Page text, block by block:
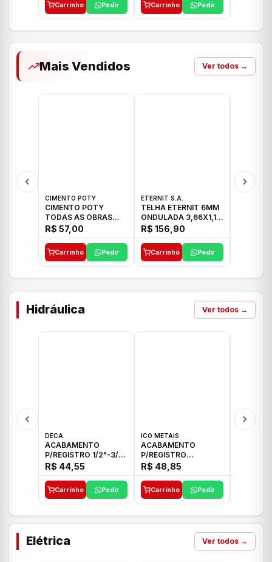
Carrinho Pedir Carrinho Pedir
Mais Vendidos Ver todos →
CIMENTO POTY
CIMENTO POTY
TODAS AS OBRAS
50KG CP-II F/32
R$ 57,00
Carrinho Pedir
ETERNIT S.A.
TELHA ETERNIT 6MM
ONDULADA 3,66X1,10
48,80KG
R$ 156,90
Carrinho Pedir
Hidráulica Ver todos →
DECA
ACABAMENTO
P/REGISTRO 1/2"-3/4"
E 1"C21.PQ DECA
R$ 44,55
Carrinho Pedir
ICO METAIS
ACABAMENTO
P/REGISTRO
1/2"-3/4"-1" ACB M
CS 33 ICO
R$ 48,85
Carrinho Pedir
Elétrica Ver todos →